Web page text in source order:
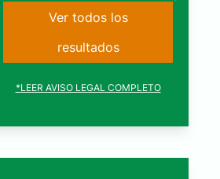
Ver todos los
resultados
*LEER AVISO LEGAL COMPLETO